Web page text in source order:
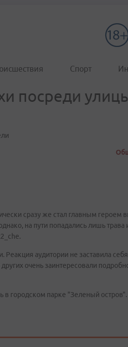
Спорт
посреди
сразу же стал главным героем
на пути попадались лишь трава
аудитории не заставила
очень заинтересовали
в городском парке "Зеленый остров".